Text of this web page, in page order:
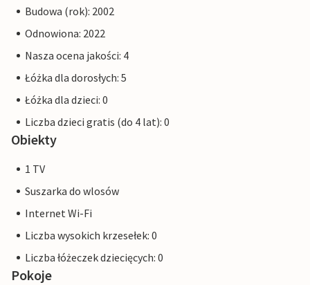
Budowa (rok): 2002
Odnowiona: 2022
Nasza ocena jakości: 4
Łóżka dla dorosłych: 5
Łóżka dla dzieci: 0
Liczba dzieci gratis (do 4 lat): 0
Obiekty
1 TV
Suszarka do wlosów
Internet Wi-Fi
Liczba wysokich krzesełek: 0
Liczba łóżeczek dziecięcych: 0
Pokoje